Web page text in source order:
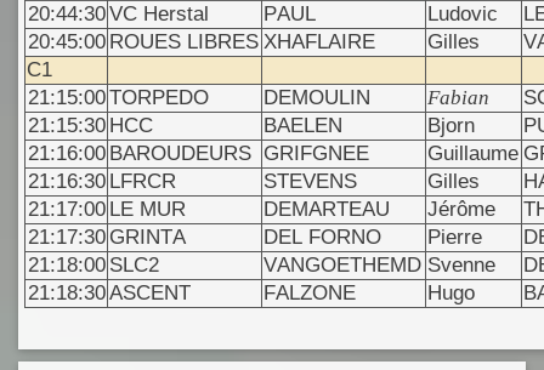
20:44:30VC Herstal PAUL Ludovic
20:45:00 ROUES LIBRES XHAFLAIRE Gilles
C1
21:15:00TORPEDO DEMOULIN Fabian
21:15:30 HCC BAELEN Bjorn
21:16:00 BAROUDEURS GRIFGNEE Guillaume
21:16:30 LFRCR STEVENS Gilles
21:17:00 LE MUR DEMARTEAU Jérôme
21:17:30 GRINTA DEL FORNO Pierre
21:18:00 SLC2 VANGOETHEMD Svenne
21:18:30ASCENT FALZONE Hugo